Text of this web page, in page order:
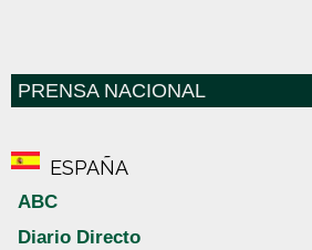
PRENSA NACIONAL
ESPAÑA
ABC
Diario Directo